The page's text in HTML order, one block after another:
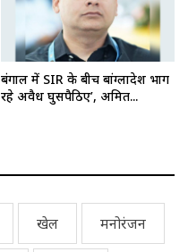
बंगाल में SIR के बीच बांग्लादेश भाग
रहे अवैध घुसपैठिए’, अमित...
खेल मनोरंजन